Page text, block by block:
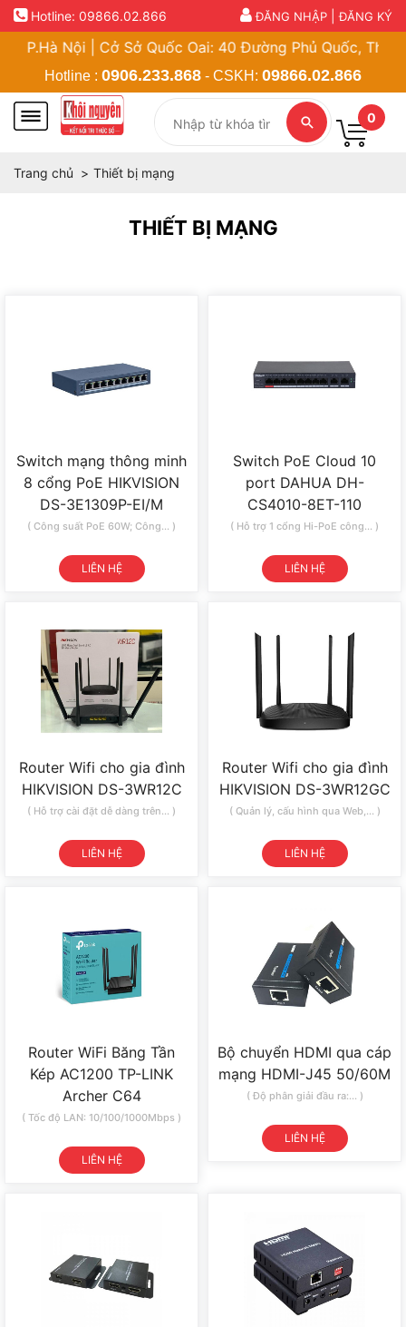
ĐĂNG NHẬP |ĐĂNG KÝ
Hotline: 09866.02.866
Nội | Cở Sở Quốc Oai: 40 Đường Phủ Quốc, Thị Trấn
Hotline : 0906.233.868 - CSKH: 09866.02.866
0
Trang chủ Thiết bị mạng
THIẾT BỊ MẠNG
Switch mạng thông minh
8 cổng PoE HIKVISION
DS-3E1309P-EI/M
( Công suất PoE 60W; Công... )
LIÊN HỆ
Switch PoE Cloud 10
port DAHUA DH-
CS4010-8ET-110
( Hỗ trợ 1 cổng Hi-PoE công... )
LIÊN HỆ
Router Wifi cho gia đình
HIKVISION DS-3WR12C
( Hỗ trợ cài đặt dễ dàng trên... )
LIÊN HỆ
Router Wifi cho gia đình
HIKVISION DS-3WR12GC
( Quản lý, cấu hình qua Web,... )
LIÊN HỆ
Router WiFi Băng Tần
Kép AC1200 TP-LINK
Archer C64
( Tốc độ LAN: 10/100/1000Mbps )
LIÊN HỆ
Bộ chuyển HDMI qua cáp
mạng HDMI-J45 50/60M
( Độ phân giải đầu ra:... )
LIÊN HỆ